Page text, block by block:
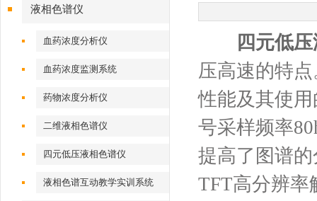
四元低
压高速的特
性能及其使
号采样频率
提高了图谱
TFT高分辨率
液相色谱仪
血药浓度分析仪
血药浓度监测系统
药物浓度分析仪
二维液相色谱仪
四元低压液相色谱仪
液相色谱互动教学实训系统